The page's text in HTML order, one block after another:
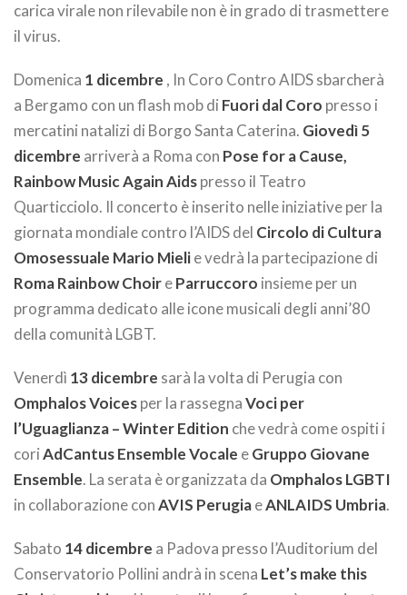
carica virale non rilevabile non è in grado di trasmettere
il virus.
Domenica 1 dicembre , In Coro Contro AIDS sbarcherà
a Bergamo con un flash mob di Fuori dal Coro presso i
mercatini natalizi di Borgo Santa Caterina. Giovedì 5
dicembre arriverà a Roma con Pose for a Cause,
Rainbow Music Again Aidspresso il Teatro
Quarticciolo. Il concerto è inserito nelle iniziative per la
giornata mondiale contro l’AIDS del Circolo di Cultura
Omosessuale Mario Mielie vedrà la partecipazione di
Roma Rainbow ChoireParruccoro insieme per un
programma dedicato alle icone musicali degli anni’80
della comunità LGBT.
Venerdì 13 dicembre sarà la volta di Perugia con
Omphalos Voicesper la rassegnaVoci per
l’Uguaglianza – Winter Edition che vedrà come ospiti i
coriAdCantus Ensemble Vocale eGruppo Giovane
Ensemble. La serata è organizzata da Omphalos LGBTI
in collaborazione conAVIS PerugiaeANLAIDS Umbria.
Sabato 14 dicembre a Padova presso l’Auditorium del
Conservatorio Pollini andrà in scena Let’s make this